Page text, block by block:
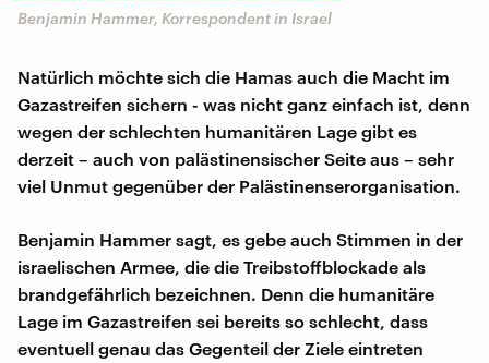
Benjamin Hammer, Korrespondent in Israel
Natürlich möchte sich die Hamas auch die Macht im
Gazastreifen sichern - was nicht ganz einfach ist, denn
wegen der schlechten humanitären Lage gibt es
derzeit – auch von palästinensischer Seite aus – sehr
viel Unmut gegenüber der Palästinenserorganisation.
Benjamin Hammer sagt, es gebe auch Stimmen in der
israelischen Armee, die die Treibstoffblockade als
brandgefährlich bezeichnen. Denn die humanitäre
Lage im Gazastreifen sei bereits so schlecht, dass
eventuell genau das Gegenteil der Ziele eintreten